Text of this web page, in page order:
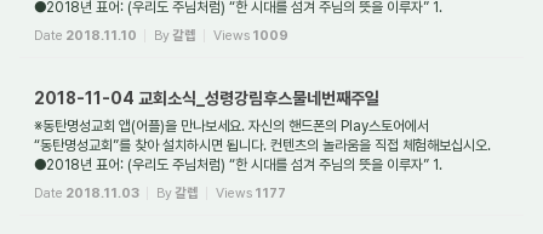
●2018년 표어: (우리도 주님처럼) “한 시대를 섬겨 주님의 뜻을 이루자” 1.
Date 2018.11.10 By갈렙 Views 1009
2018-11-04 교회소식_성령강림후스물네번째주일
※동탄명성교회 앱(어플)을 만나보세요. 자신의 핸드폰의 Play스토어에서
“동탄명성교회”를 찾아 설치하시면 됩니다. 컨텐츠의 놀라움을 직접 체험해보십시오.
●2018년 표어: (우리도 주님처럼) “한 시대를 섬겨 주님의 뜻을 이루자” 1.
Date 2018.11.03 By갈렙 Views 1177